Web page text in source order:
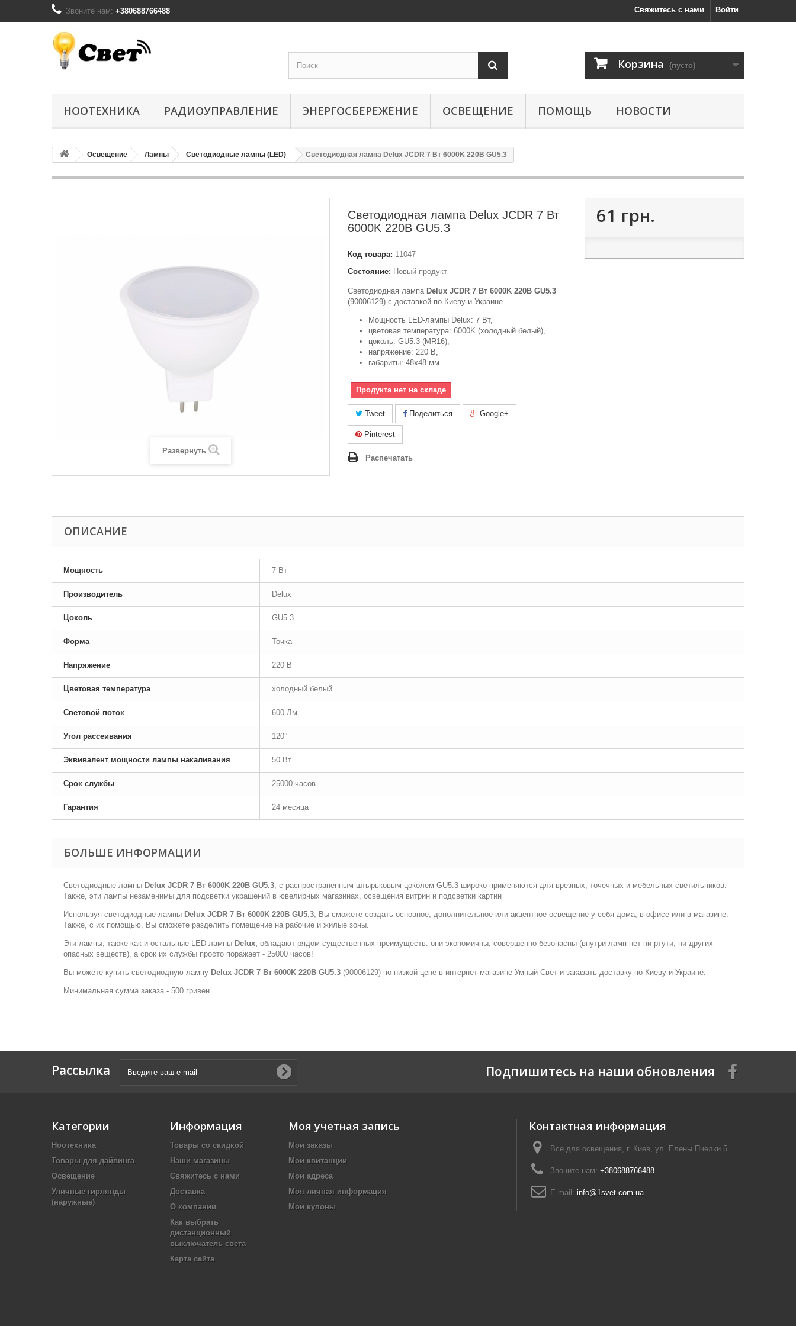
Войти
Свяжитесь с нами
Звоните нам: +380688766488
Корзина (пусто)
НООТЕХНИКА РАДИОУПРАВЛЕНИЕ ЭНЕРГОСБЕРЕЖЕНИЕ ОСВЕЩЕНИЕ ПОМОЩЬ НОВОСТИ
Освещение Лампы Светодиодные лампы (LED) Светодиодная лампа Delux JCDR 7 Вт 6000K 220В GU5.3
Развернуть
Светодиодная лампа Delux JCDR 7 Вт
6000K 220В GU5.3
Код товара: 11047
Состояние: Новый продукт
Светодиодная лампа Delux JCDR 7 Вт 6000K 220В GU5.3
(90006129) с доставкой по Киеву и Украине.
Мощность LED-лампы Delux: 7 Вт,
цветовая температура: 6000K (холодный белый),
цоколь: GU5.3 (MR16),
напряжение: 220 В,
габариты: 48x48 мм
Продукта нет на складе
Tweet Поделиться Google+
Pinterest
Распечатать
61 грн.
ОПИСАНИЕ
Мощность 7 Вт
Производитель Delux
Цоколь GU5.3
Форма Точка
Напряжение 220 В
Цветовая температура холодный белый
Световой поток 600 Лм
Угол рассеивания 120°
Эквивалент мощности лампы накаливания 50 Вт
Срок службы 25000 часов
Гарантия 24 месяца
БОЛЬШЕ ИНФОРМАЦИИ
Светодиодные лампы Delux JCDR 7 Вт 6000K 220В GU5.3, с распространенным штырьковым цоколем GU5.3 широко применяются для врезных, точечных и мебельных светильников.
Также, эти лампы незаменимы для подсветки украшений в ювелирных магазинах, освещения витрин и подсветки картин
Используя светодиодные лампы Delux JCDR 7 Вт 6000K 220В GU5.3, Вы сможете создать основное, дополнительное или акцентное освещение у себя дома, в офисе или в магазине.
Также, с их помощью, Вы сможете разделить помещение на рабочие и жилые зоны.
Эти лампы, также как и остальные LED-лампы Delux, обладают рядом существенных преимуществ: они экономичны, совершенно безопасны (внутри ламп нет ни ртути, ни других
опасных веществ), а срок их службы просто поражает - 25000 часов!
Вы можете купить светодиодную лампу Delux JCDR 7 Вт 6000K 220В GU5.3 (90006129) по низкой цене в интернет-магазине Умный Свет и заказать доставку по Киеву и Украине.
Минимальная сумма заказа - 500 гривен.
Рассылка Подпишитесь на наши обновления
Категории
Ноотехника
Товары для дайвинга
Освещение
Уличные гирлянды
(наружные)
Информация
Товары со скидкой
Наши магазины
Свяжитесь с нами
Доставка
О компании
Как выбрать
дистанционный
выключатель света
Карта сайта
Моя учетная запись
Мои заказы
Мои квитанции
Мои адреса
Моя личная информация
Мои купоны
Контактная информация
Все для освещения, г. Киев, ул. Елены Пчелки 5
Звоните нам: +380688766488
E-mail: info@1svet.com.ua